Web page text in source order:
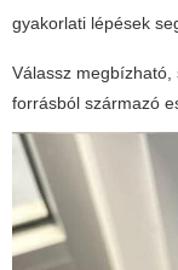
gyakorlati lépések
Válassz
forrásból származó